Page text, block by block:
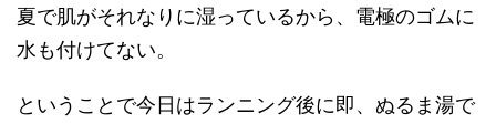
夏で肌がそれなりに湿っているから、電極のゴムに
水も付けてない。
ということで今日はランニング後に即、ぬるま湯で